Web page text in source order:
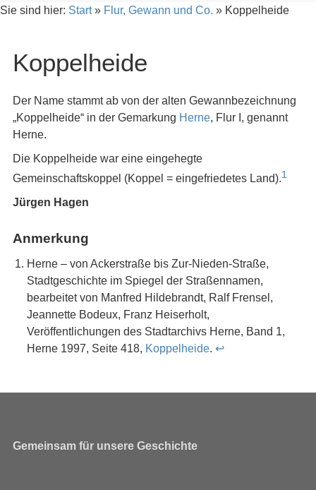
Sie sind hier: Start» Flur, Gewann und Co. » Koppelheide
Koppelheide
Der Name stammt ab von der alten Gewannbezeichnung
„Koppelheide“ in der Gemarkung Herne, Flur I, genannt
Herne.
Die Koppelheide war eine eingehegte
Gemeinschaftskoppel (Koppel = eingefriedetes Land).1
Jürgen Hagen
Anmerkung
Herne – von Ackerstraße bis Zur-Nieden-Straße,
Stadtgeschichte im Spiegel der Straßennamen,
bearbeitet von Manfred Hildebrandt, Ralf Frensel,
Jeannette Bodeux, Franz Heiserholt,
Veröffentlichungen des Stadtarchivs Herne, Band 1,
Herne 1997, Seite 418, Koppelheide. ↩︎
Gemeinsam für unsere Geschichte